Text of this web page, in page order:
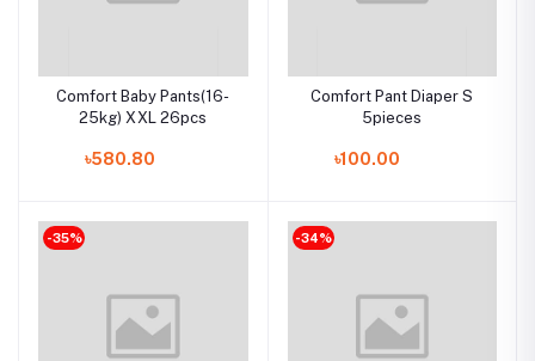
Comfort Baby Pants(16-
25kg) XXL 26pcs
৳580.80
Comfort Pant Diaper S
5pieces
৳100.00
-35% -34%